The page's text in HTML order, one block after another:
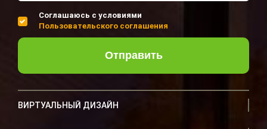
Соглашаюсь с условиями
Пользовательского соглашения
Отправить
ВИРТУАЛЬНЫЙ ДИЗАЙН